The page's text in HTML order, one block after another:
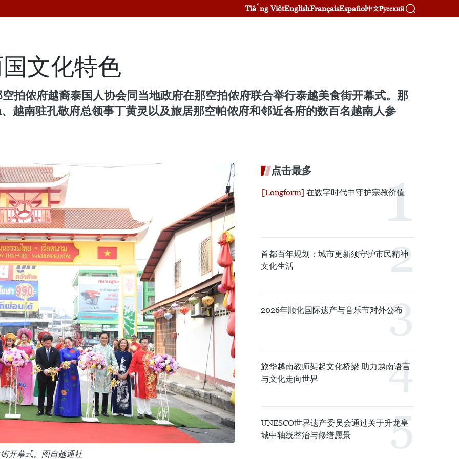
Tiếng ViệtEnglishFrançaisEspañol中文Русский
文化特色
拍侬府越裔泰国人协会同当地政府在那空拍侬府联合举行泰越美食街开幕式。那
越南驻孔敬府总领事丁黄灵以及旅居那空帕侬府和邻近各府的数百名越南人参
开幕式。图自越通社
点击最多
在数字时代中守护宗教价值
首都百年规划：城市更新须守护市民精神
文化生活
2026年顺化国际遗产与音乐节对外公布
旅华越南教师架起文化桥梁 助力越南语言
与文化走向世界
UNESCO世界遗产委员会通过关于升龙皇
城中轴线整治与修缮愿景